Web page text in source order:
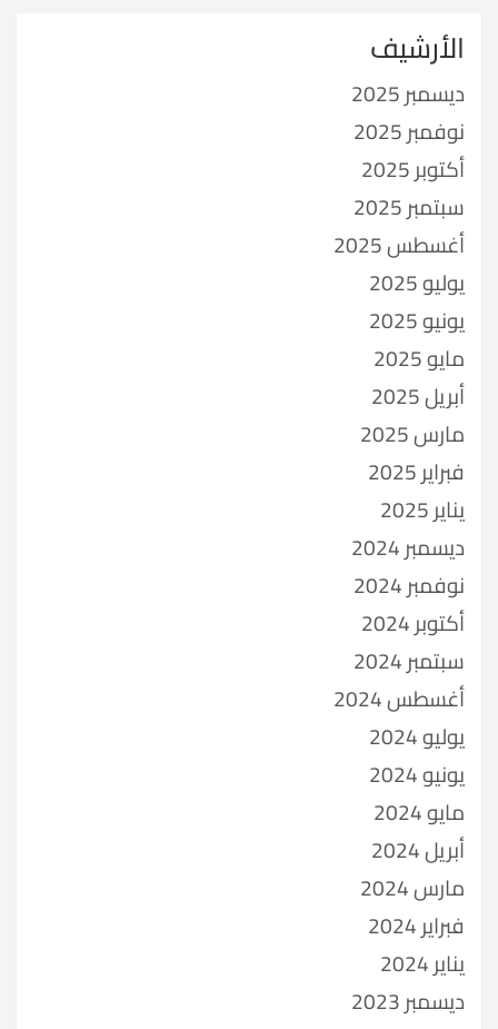
الأرشيف
ديسمبر 2025
نوفمبر 2025
أكتوبر 2025
سبتمبر 2025
أغسطس 2025
يوليو 2025
يونيو 2025
مايو 2025
أبريل 2025
مارس 2025
فبراير 2025
يناير 2025
ديسمبر 2024
نوفمبر 2024
أكتوبر 2024
سبتمبر 2024
أغسطس 2024
يوليو 2024
يونيو 2024
مايو 2024
أبريل 2024
مارس 2024
فبراير 2024
يناير 2024
ديسمبر 2023